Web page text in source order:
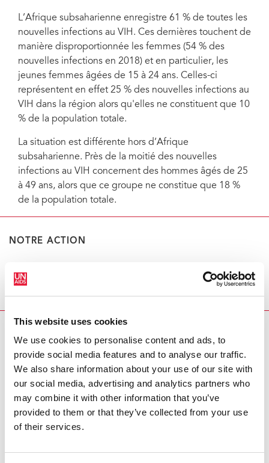
This website uses cookies
We use cookies to personalise content and ads, to
provide social media features and to analyse our traffic.
We also share information about your use of our site with
our social media, advertising and analytics partners who
may combine it with other information that you’ve
provided to them or that they’ve collected from your use
of their services.
L’Afrique subsaharienne enregistre 61 % de toutes les
nouvelles infections au VIH. Ces dernières touchent de
manière disproportionnée les femmes (54 % des
nouvelles infections en 2018) et en particulier, les
jeunes femmes âgées de 15 à 24 ans. Celles-ci
représentent en effet 25 % des nouvelles infections au
VIH dans la région alors qu'elles ne constituent que 10
% de la population totale.
La situation est différente hors d’Afrique
subsaharienne. Près de la moitié des nouvelles
infections au VIH concernent des hommes âgés de 25
à 49 ans, alors que ce groupe ne constitue que 18 %
de la population totale.
NOTRE ACTION
RELATED